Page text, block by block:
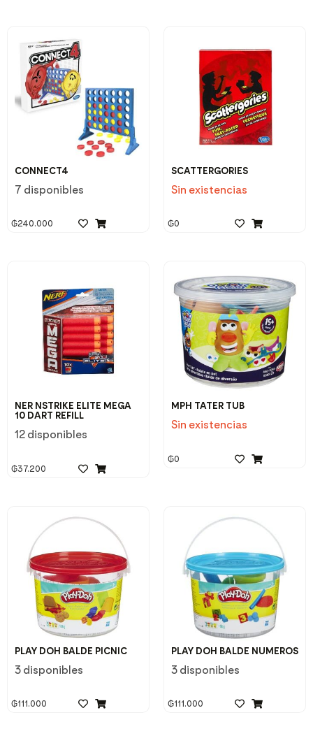
CONNECT4
7 disponibles
₲240.000
SCATTERGORIES
Sin existencias
₲0
NER NSTRIKE ELITE MEGA
10 DART REFILL
12 disponibles
₲37.200
MPH TATER TUB
Sin existencias
₲0
PLAY DOH BALDE PICNIC
3 disponibles
₲111.000
PLAY DOH BALDE NUMEROS
3 disponibles
₲111.000